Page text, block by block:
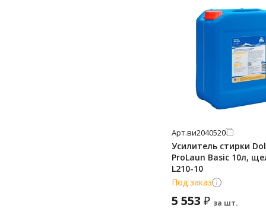
Арт.ви2040520
Усилитель стирки
ProLaun Basic 10л,
L210-10
Под заказ
5 553 ₽ за шт.